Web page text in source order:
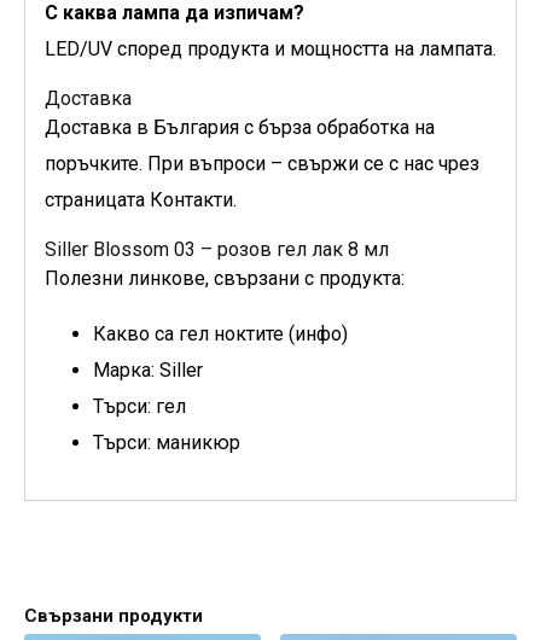
С каква лампа да изпичам?
LED/UV според продукта и мощността на лампата.
Доставка
Доставка в България с бърза обработка на
поръчките. При въпроси – свържи се с нас чрез
страницата Контакти.
Siller Blossom 03 – розов гел лак 8 мл
Полезни линкове, свързани с продукта:
Какво са гел ноктите (инфо)
Марка: Siller
Търси: гел
Търси: маникюр
Свързани продукти